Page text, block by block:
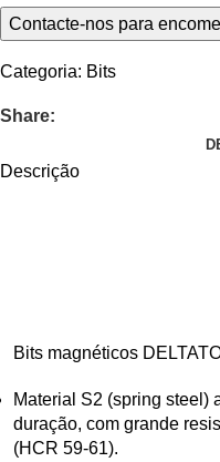
Categoria: Bits
Share:
Descrição
Bits magnéticos
Material S2 (spring steel)
duração, com grande
(HCR 59-61).